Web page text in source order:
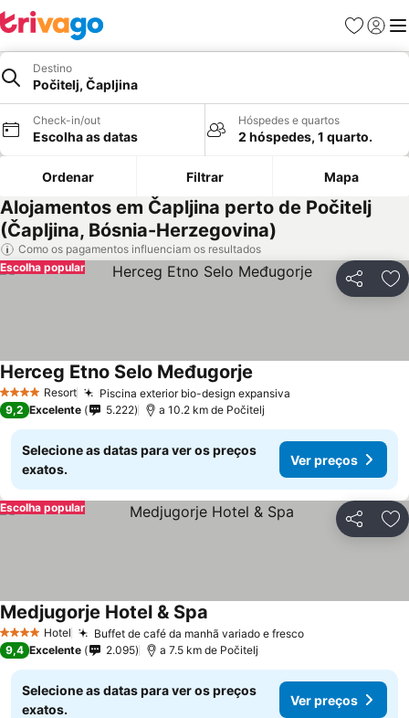
Favoritos
Iniciar
Destino
Počitelj, Čapljina
Check-in/out
Escolha as datas
Hóspedes e quartos
2 hóspedes, 1 quarto.
Ordenar Filtrar Mapa
Alojamentos em Čapljina perto de Počitelj
(Čapljina, Bósnia-Herzegovina)
Como os pagamentos influenciam os resultados
Partilhar
Escolha popular
4 EstrelasResort Piscina exterior bio-design expansiva
Herceg Etno Selo Međugorje
9,2 Excelente 5.222 a 10.2 km de Počitelj
Selecione as datas para ver os preços
exatos.
Ver preços
Partilhar
Escolha popular
4 EstrelasHotel Buffet de café da manhã variado e fresco
Medjugorje Hotel & Spa
9,4 Excelente 2.095 a 7.5 km de Počitelj
Selecione as datas para ver os preços
exatos.
Ver preços